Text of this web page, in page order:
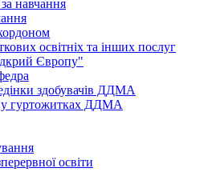
навчання
освітніх та інших послуг
Європу"
здобувачів ДДМА
гуртожитках ДДМА
освіти